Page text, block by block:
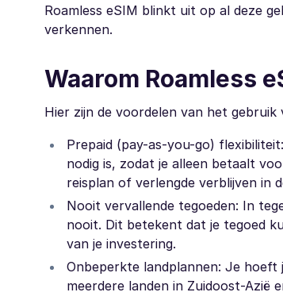
Roamless eSIM blinkt uit op al deze
verkennen.
Waarom Roamless
Hier zijn de voordelen van het gebruik
Prepaid (pay-as-you-go)
nodig is, zodat je alleen betaalt
reisplan of verlengde verblijven in
Nooit vervallende tegoeden: In
nooit. Dit betekent dat je tegoed
van je investering.
Onbeperkte landplannen: Je
meerdere landen in Zuidoost-Azië